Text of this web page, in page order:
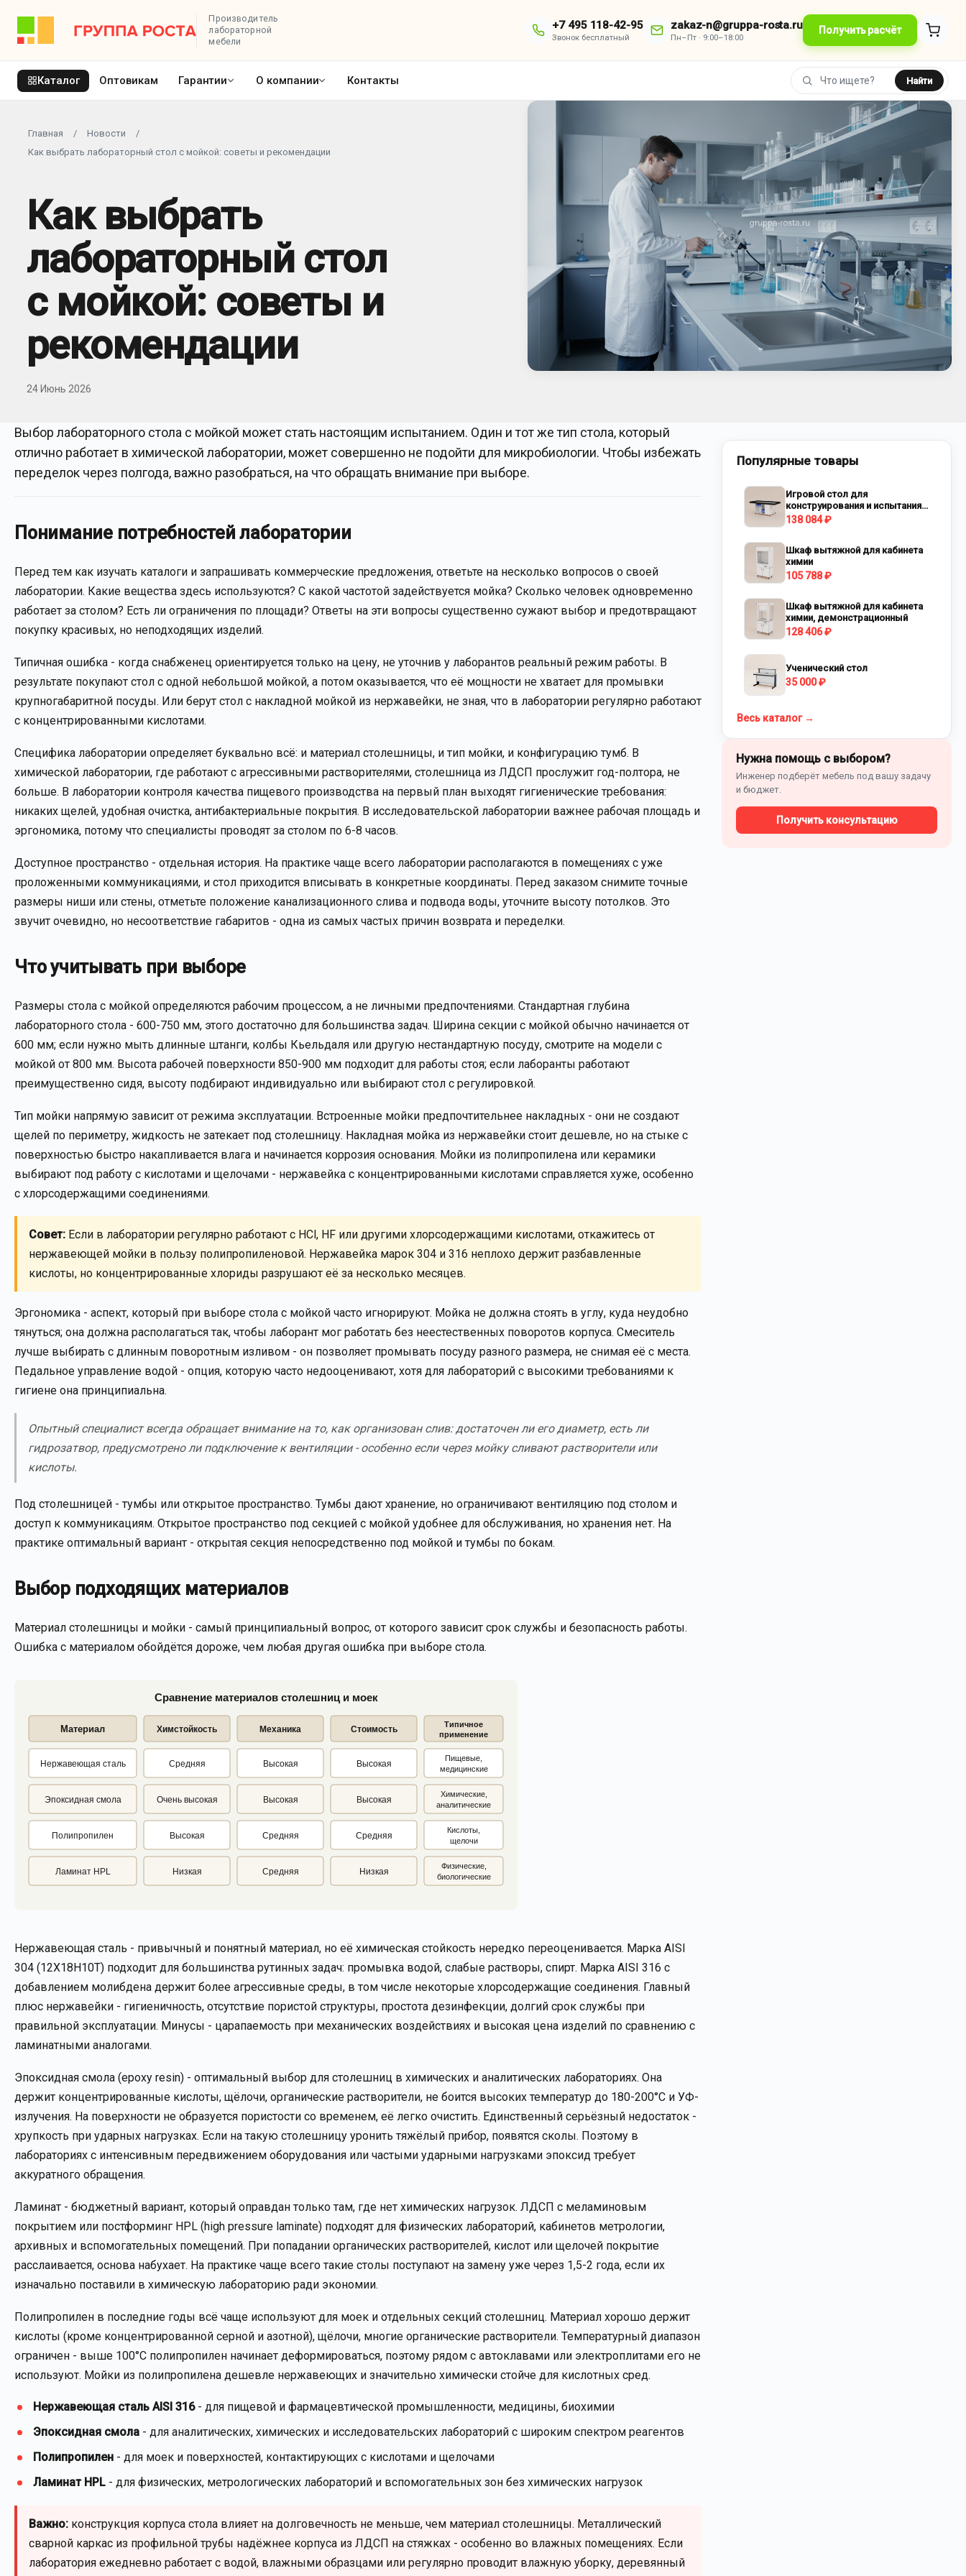
Производитель
лабораторной
мебели
+7 495 118-42-95
Звонок бесплатный
zakaz-n@gruppa-rosta.ru
Пн–Пт · 9:00–18:00
Получить расчёт
Каталог Оптовикам Гарантии О компании Контакты Найти
Главная / Новости
/
Как выбрать лабораторный стол с мойкой: советы и рекомендации
Как выбрать
лабораторный стол
с мойкой: советы и
рекомендации
24 Июнь 2026
Выбор лабораторного стола с мойкой может стать настоящим испытанием. Один и тот же тип стола, который
отлично работает в химической лаборатории, может совершенно не подойти для микробиологии. Чтобы избежать
переделок через полгода, важно разобраться, на что обращать внимание при выборе.
Понимание потребностей лаборатории
Перед тем как изучать каталоги и запрашивать коммерческие предложения, ответьте на несколько вопросов о своей
лаборатории. Какие вещества здесь используются? С какой частотой задействуется мойка? Сколько человек одновременно
работает за столом? Есть ли ограничения по площади? Ответы на эти вопросы существенно сужают выбор и предотвращают
покупку красивых, но неподходящих изделий.
Типичная ошибка - когда снабженец ориентируется только на цену, не уточнив у лаборантов реальный режим работы. В
результате покупают стол с одной небольшой мойкой, а потом оказывается, что её мощности не хватает для промывки
крупногабаритной посуды. Или берут стол с накладной мойкой из нержавейки, не зная, что в лаборатории регулярно работают
с концентрированными кислотами.
Специфика лаборатории определяет буквально всё: и материал столешницы, и тип мойки, и конфигурацию тумб. В
химической лаборатории, где работают с агрессивными растворителями, столешница из ЛДСП прослужит год-полтора, не
больше. В лаборатории контроля качества пищевого производства на первый план выходят гигиенические требования:
никаких щелей, удобная очистка, антибактериальные покрытия. В исследовательской лаборатории важнее рабочая площадь и
эргономика, потому что специалисты проводят за столом по 6-8 часов.
Доступное пространство - отдельная история. На практике чаще всего лаборатории располагаются в помещениях с уже
проложенными коммуникациями, и стол приходится вписывать в конкретные координаты. Перед заказом снимите точные
размеры ниши или стены, отметьте положение канализационного слива и подвода воды, уточните высоту потолков. Это
звучит очевидно, но несоответствие габаритов - одна из самых частых причин возврата и переделки.
Что учитывать при выборе
Размеры стола с мойкой определяются рабочим процессом, а не личными предпочтениями. Стандартная глубина
лабораторного стола - 600-750 мм, этого достаточно для большинства задач. Ширина секции с мойкой обычно начинается от
600 мм; если нужно мыть длинные штанги, колбы Кьельдаля или другую нестандартную посуду, смотрите на модели с
мойкой от 800 мм. Высота рабочей поверхности 850-900 мм подходит для работы стоя; если лаборанты работают
преимущественно сидя, высоту подбирают индивидуально или выбирают стол с регулировкой.
Тип мойки напрямую зависит от режима эксплуатации. Встроенные мойки предпочтительнее накладных - они не создают
щелей по периметру, жидкость не затекает под столешницу. Накладная мойка из нержавейки стоит дешевле, но на стыке с
поверхностью быстро накапливается влага и начинается коррозия основания. Мойки из полипропилена или керамики
выбирают под работу с кислотами и щелочами - нержавейка с концентрированными кислотами справляется хуже, особенно
с хлорсодержащими соединениями.
Совет: Если в лаборатории регулярно работают с HCl, HF или другими хлорсодержащими кислотами, откажитесь от
нержавеющей мойки в пользу полипропиленовой. Нержавейка марок 304 и 316 неплохо держит разбавленные
кислоты, но концентрированные хлориды разрушают её за несколько месяцев.
Эргономика - аспект, который при выборе стола с мойкой часто игнорируют. Мойка не должна стоять в углу, куда неудобно
тянуться; она должна располагаться так, чтобы лаборант мог работать без неестественных поворотов корпуса. Смеситель
лучше выбирать с длинным поворотным изливом - он позволяет промывать посуду разного размера, не снимая её с места.
Педальное управление водой - опция, которую часто недооценивают, хотя для лабораторий с высокими требованиями к
гигиене она принципиальна.
Опытный специалист всегда обращает внимание на то, как организован слив: достаточен ли его диаметр, есть ли
гидрозатвор, предусмотрено ли подключение к вентиляции - особенно если через мойку сливают растворители или
кислоты.
Под столешницей - тумбы или открытое пространство. Тумбы дают хранение, но ограничивают вентиляцию под столом и
доступ к коммуникациям. Открытое пространство под секцией с мойкой удобнее для обслуживания, но хранения нет. На
практике оптимальный вариант - открытая секция непосредственно под мойкой и тумбы по бокам.
Выбор подходящих материалов
Материал столешницы и мойки - самый принципиальный вопрос, от которого зависит срок службы и безопасность работы.
Ошибка с материалом обойдётся дороже, чем любая другая ошибка при выборе стола.
Сравнение материалов столешниц и моек
Материал Химстойкость Механика Стоимость
Типичное
применение
Нержавеющая сталь Средняя Высокая Высокая
Пищевые,
медицинские
Эпоксидная смола Очень высокая Высокая Высокая
Химические,
аналитические
Полипропилен Высокая Средняя Средняя
Кислоты,
щелочи
Ламинат HPL Низкая Средняя Низкая
Физические,
биологические
Нержавеющая сталь - привычный и понятный материал, но её химическая стойкость нередко переоценивается. Марка AISI
304 (12Х18Н10Т) подходит для большинства рутинных задач: промывка водой, слабые растворы, спирт. Марка AISI 316 с
добавлением молибдена держит более агрессивные среды, в том числе некоторые хлорсодержащие соединения. Главный
плюс нержавейки - гигиеничность, отсутствие пористой структуры, простота дезинфекции, долгий срок службы при
правильной эксплуатации. Минусы - царапаемость при механических воздействиях и высокая цена изделий по сравнению с
ламинатными аналогами.
Эпоксидная смола (epoxy resin) - оптимальный выбор для столешниц в химических и аналитических лабораториях. Она
держит концентрированные кислоты, щёлочи, органические растворители, не боится высоких температур до 180-200°C и УФ-
излучения. На поверхности не образуется пористости со временем, её легко очистить. Единственный серьёзный недостаток -
хрупкость при ударных нагрузках. Если на такую столешницу уронить тяжёлый прибор, появятся сколы. Поэтому в
лабораториях с интенсивным передвижением оборудования или частыми ударными нагрузками эпоксид требует
аккуратного обращения.
Ламинат - бюджетный вариант, который оправдан только там, где нет химических нагрузок. ЛДСП с меламиновым
покрытием или постформинг HPL (high pressure laminate) подходят для физических лабораторий, кабинетов метрологии,
архивных и вспомогательных помещений. При попадании органических растворителей, кислот или щелочей покрытие
расслаивается, основа набухает. На практике чаще всего такие столы поступают на замену уже через 1,5-2 года, если их
изначально поставили в химическую лабораторию ради экономии.
Полипропилен в последние годы всё чаще используют для моек и отдельных секций столешниц. Материал хорошо держит
кислоты (кроме концентрированной серной и азотной), щёлочи, многие органические растворители. Температурный диапазон
ограничен - выше 100°C полипропилен начинает деформироваться, поэтому рядом с автоклавами или электроплитами его не
используют. Мойки из полипропилена дешевле нержавеющих и значительно химически стойче для кислотных сред.
Нержавеющая сталь AISI 316- для пищевой и фармацевтической промышленности, медицины, биохимии
Эпоксидная смола - для аналитических, химических и исследовательских лабораторий с широким спектром реагентов
Полипропилен - для моек и поверхностей, контактирующих с кислотами и щелочами
Ламинат HPL - для физических, метрологических лабораторий и вспомогательных зон без химических нагрузок
Важно: конструкция корпуса стола влияет на долговечность не меньше, чем материал столешницы. Металлический
сварной каркас из профильной трубы надёжнее корпуса из ЛДСП на стяжках - особенно во влажных помещениях. Если
лаборатория ежедневно работает с водой, влажными образцами или регулярно проводит влажную уборку, деревянный
Популярные товары
Игровой стол для
конструирования и испытания
роботов
138 084 ₽
Шкаф вытяжной для кабинета
химии
105 788 ₽
Шкаф вытяжной для кабинета
химии, демонстрационный
128 406 ₽
Ученический стол
35 000 ₽
Весь каталог →
Нужна помощь с выбором?
Инженер подберёт мебель под вашу задачу
и бюджет.
Получить консультацию